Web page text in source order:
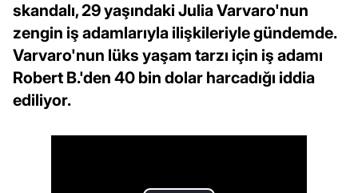
skandalı, 29 yaşındaki Julia Varvaro'nun
zengin iş adamlarıyla ilişkileriyle gündemde.
Varvaro'nun lüks yaşam tarzı için iş adamı
Robert B.'den 40 bin dolar harcadığı iddia
ediliyor.